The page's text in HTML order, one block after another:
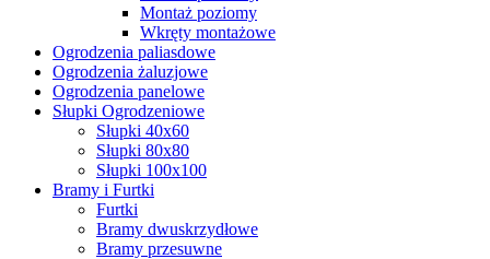
Montaż poziomy
Wkręty montażowe
Ogrodzenia paliasdowe
Ogrodzenia żaluzjowe
Ogrodzenia panelowe
Słupki Ogrodzeniowe
Słupki 40x60
Słupki 80x80
Słupki 100x100
Bramy i Furtki
Furtki
Bramy dwuskrzydłowe
Bramy przesuwne